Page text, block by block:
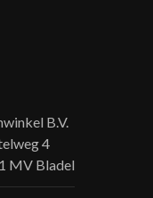
B.V.
4
MV Bladel